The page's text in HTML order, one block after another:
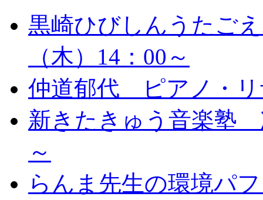
黒崎ひびしんうたご
（木）14：00～
仲道郁代 ピアノ・リ
新きたきゅう音楽塾
～
らんま先生の環境パ